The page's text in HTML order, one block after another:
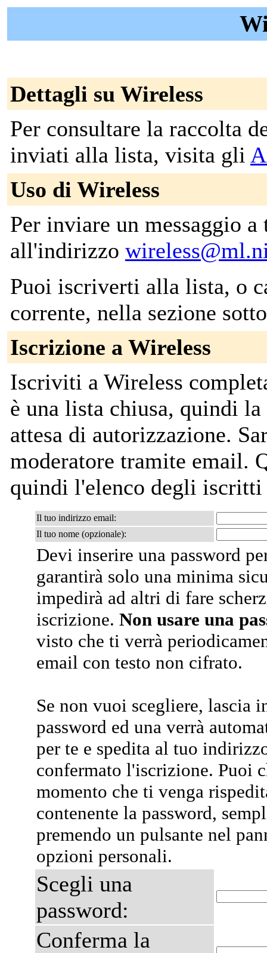
Dettagli su Wireless
Per consultare la raccolta
inviati alla lista, visita gli
Uso di Wireless
Per inviare un messaggio
all'indirizzo
Puoi iscriverti alla lista, o
corrente, nella sezione
Iscrizione a Wireless
Iscriviti a Wireless
è una lista chiusa, quindi
attesa di autorizzazione.
moderatore tramite email.
quindi l'elenco degli
Il tuo indirizzo email:
Il tuo nome (opzionale):
Devi inserire una password
garantirà solo una minima
impedirà ad altri di fare
iscrizione. Non usare una
visto che ti verrà
email con testo non cifrato.
Se non vuoi scegliere, lascia
password ed una verrà
per te e spedita al tuo
confermato l'iscrizione. Puoi
momento che ti venga
contenente la password,
premendo un pulsante nel
opzioni personali.
Scegli una
password:
Conferma la